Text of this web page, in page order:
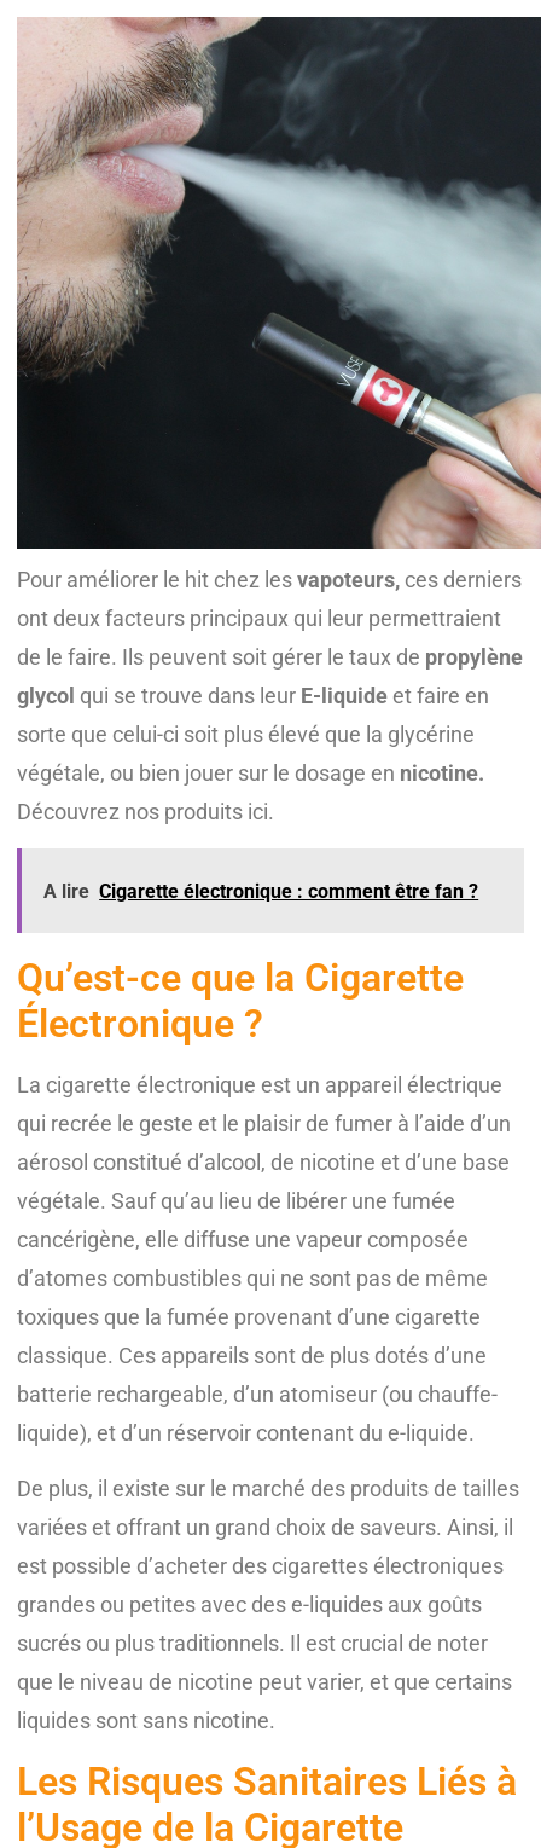
Pour améliorer le hit chez lesvapoteurs, ces derniers
ont deux facteurs principaux qui leur permettraient
de le faire. Ils peuvent soit gérer le taux de propylène
glycol qui se trouve dans leur E-liquide et faire en
sorte que celui-ci soit plus élevé que la glycérine
végétale, ou bien jouer sur le dosage en nicotine.
Découvrez nos produits ici.
A lire Cigarette électronique : comment être fan ?
Qu’est-ce que la Cigarette
Électronique ?
La cigarette électronique est un appareil électrique
qui recrée le geste et le plaisir de fumer à l’aide d’un
aérosol constitué d’alcool, de nicotine et d’une base
végétale. Sauf qu’au lieu de libérer une fumée
cancérigène, elle diffuse une vapeur composée
d’atomes combustibles qui ne sont pas de même
toxiques que la fumée provenant d’une cigarette
classique. Ces appareils sont de plus dotés d’une
batterie rechargeable, d’un atomiseur (ou chauffe-
liquide), et d’un réservoir contenant du e-liquide.
De plus, il existe sur le marché des produits de tailles
variées et offrant un grand choix de saveurs. Ainsi, il
est possible d’acheter des cigarettes électroniques
grandes ou petites avec des e-liquides aux goûts
sucrés ou plus traditionnels. Il est crucial de noter
que le niveau de nicotine peut varier, et que certains
liquides sont sans nicotine.
Les Risques Sanitaires Liés à
l’Usage de la Cigarette